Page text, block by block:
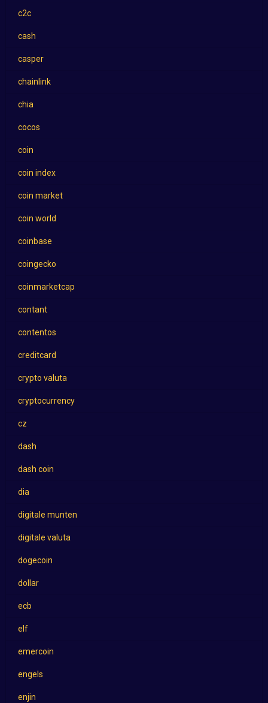
c2c
cash
casper
chainlink
chia
cocos
coin
coin index
coin market
coin world
coinbase
coingecko
coinmarketcap
contant
contentos
creditcard
crypto valuta
cryptocurrency
cz
dash
dash coin
dia
digitale munten
digitale valuta
dogecoin
dollar
ecb
elf
emercoin
engels
enjin